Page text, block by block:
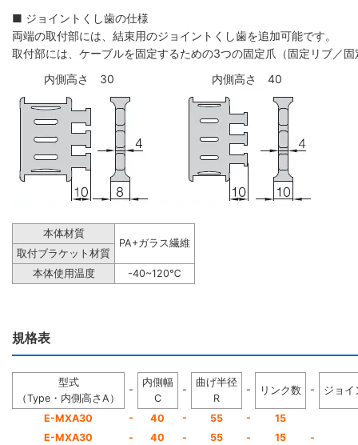
■ ジョイントくし歯の仕様
両端の取付部には、結束用のジョイントくし歯を追加可能です。
取付部には、ケーブルを固定するための3つの固定爪（固定リブ／
内側高さ 30
内側高さ 40
本体材質
PA+ガラス繊維
取付ブラケット材質
本体使用温度
-40~120℃
規格表
型式
（Type・内側高さA）
-
内側幅
C
-
曲げ半径
R
- リンク数 - ジョイ
E-MXA30 - 40 - 55 -
15
E-MXA30
- 40 - 55 - 15 -